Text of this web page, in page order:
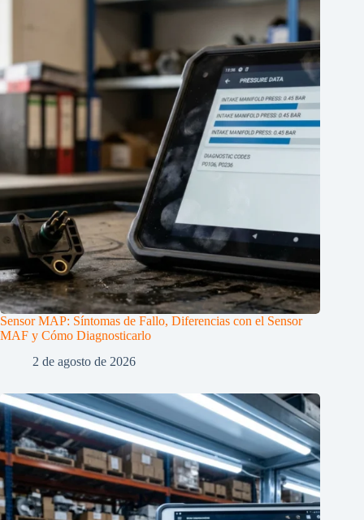
Sensor MAP: Síntomas de Fallo, Diferencias con el Sensor
MAF y Cómo Diagnosticarlo
2 de agosto de 2026